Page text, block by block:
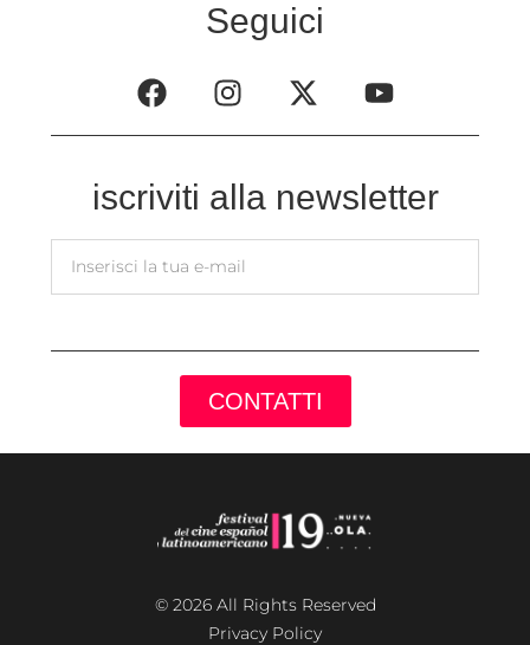
Seguici
iscriviti alla newsletter
CONTATTI
© 2026 All Rights Reserved
Privacy Policy